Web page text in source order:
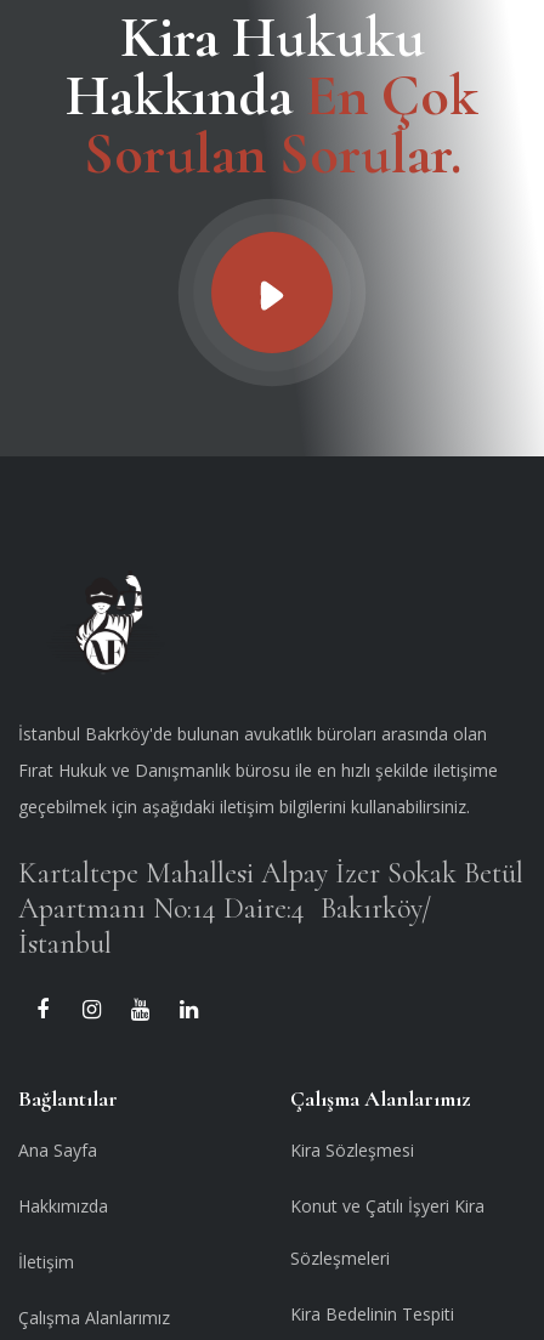
Kira Hukuku
Hakkında En Çok
Sorulan Sorular.
İstanbul Bakrköy'de bulunan avukatlık büroları arasında olan
Fırat Hukuk ve Danışmanlık bürosu ile en hızlı şekilde iletişime
geçebilmek için aşağıdaki iletişim bilgilerini kullanabilirsiniz.
Kartaltepe Mahallesi Alpay İzer Sokak Betül
Apartmanı No:14 Daire:4 Bakırköy/
İstanbul
Bağlantılar
Ana Sayfa
Hakkımızda
İletişim
Çalışma Alanlarımız
Çalışma Alanlarımız
Kira Sözleşmesi
Konut ve Çatılı İşyeri Kira
Sözleşmeleri
Kira Bedelinin Tespiti